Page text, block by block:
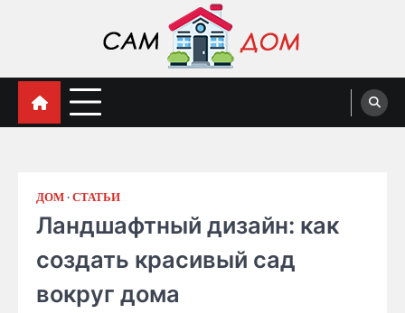
Сам Дома
ДОМ СТАТЬИ
Ландшафтный дизайн: как
создать красивый сад
вокруг дома